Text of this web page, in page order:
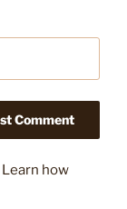
Learn how